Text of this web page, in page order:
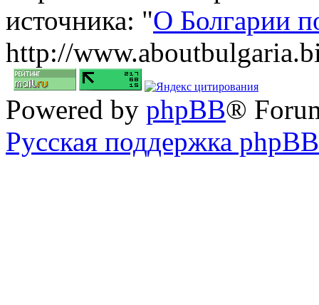
источника: "О Болгарии
http://
Powered by phpBB®
Русская поддержка phpBB